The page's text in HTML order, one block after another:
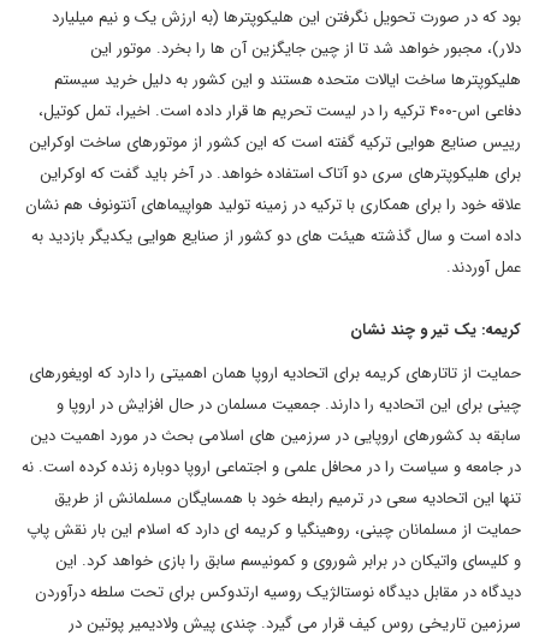
بود که در صورت تحویل نگرفتن این هلیکوپترها (به ارزش یک و نیم میلیارد
دلار)، مجبور خواهد شد تا از چین جایگزین آن ها را بخرد. موتور این
هلیکوپترها ساخت ایالات متحده هستند و این کشور به دلیل خرید سیستم
دفاعی اس-۴۰۰ ترکیه را در لیست تحریم ها قرار داده است. اخیرا، تمل کوتیل،
رییس صنایع هوایی ترکیه گفته است که این کشور از موتورهای ساخت اوکراین
برای هلیکوپترهای سری دو آتاک استفاده خواهد. در آخر باید گفت که اوکراین
علاقه خود را برای همکاری با ترکیه در زمینه تولید هواپیماهای آنتونوف هم نشان
داده است و سال گذشته هیئت های دو کشور از صنایع هوایی یکدیگر بازدید به
عمل آوردند.
کریمه: یک تیر و چند نشان
حمایت از تاتارهای کریمه برای اتحادیه اروپا همان اهمیتی را دارد که اویغورهای
چینی برای این اتحادیه را دارند. جمعیت مسلمان در حال افزایش در اروپا و
سابقه بد کشورهای اروپایی در سرزمین های اسلامی بحث در مورد اهمیت دین
در جامعه و سیاست را در محافل علمی و اجتماعی اروپا دوباره زنده کرده است. نه
تنها این اتحادیه سعی در ترمیم رابطه خود با همسایگان مسلمانش از طریق
حمایت از مسلمانان چینی، روهینگیا و کریمه ای دارد که اسلام این بار نقش پاپ
و کلیسای واتیکان در برابر شوروی و کمونیسم سابق را بازی خواهد کرد. این
دیدگاه در مقابل دیدگاه نوستالژیک روسیه ارتدوکس برای تحت سلطه درآوردن
سرزمین تاریخی روس کیف قرار می گیرد. چندی پیش ولادیمیر پوتین در